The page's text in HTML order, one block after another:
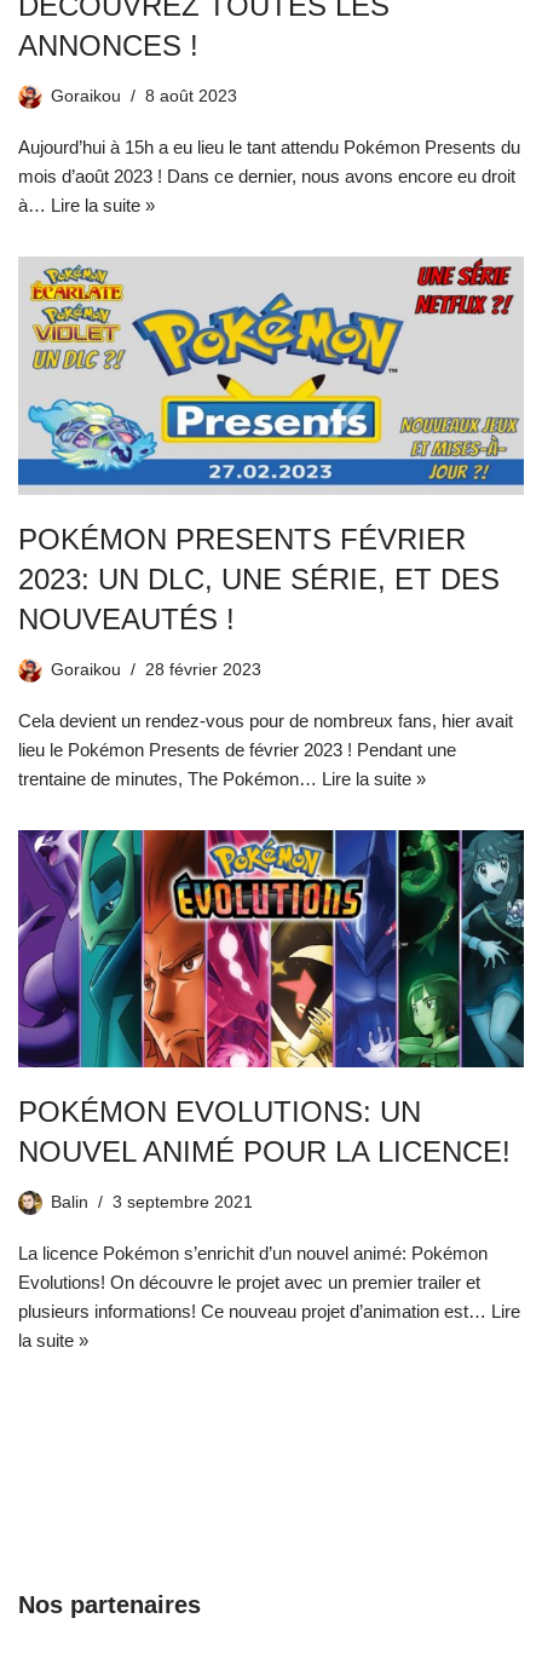
ANNONCES !
Goraikou 8 août 2023
Aujourd’hui à 15h a eu lieu le tant attendu Pokémon Presents du
mois d’août 2023 ! Dans ce dernier, nous avons encore eu droit
à… Lire la suite »
POKÉMON PRESENTS FÉVRIER
2023: UN DLC, UNE SÉRIE, ET DES
NOUVEAUTÉS !
Goraikou 28 février 2023
Cela devient un rendez-vous pour de nombreux fans, hier avait
lieu le Pokémon Presents de février 2023 ! Pendant une
trentaine de minutes, The Pokémon… Lire la suite »
POKÉMON EVOLUTIONS: UN
NOUVEL ANIMÉ POUR LA LICENCE!
Balin 3 septembre 2021
La licence Pokémon s’enrichit d’un nouvel animé: Pokémon
Evolutions! On découvre le projet avec un premier trailer et
plusieurs informations! Ce nouveau projet d’animation est… Lire
la suite »
Nos partenaires